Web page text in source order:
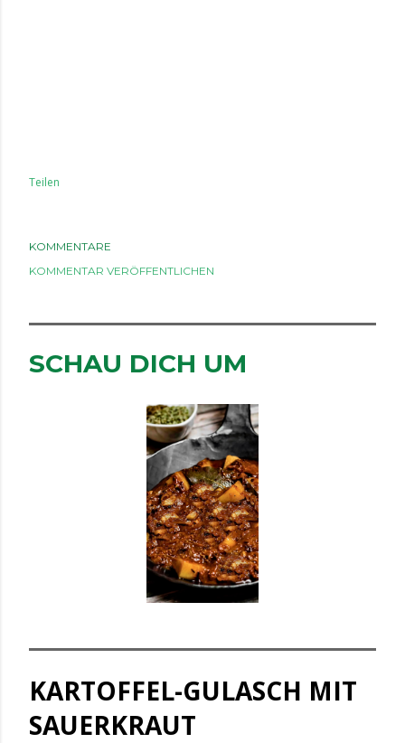
Teilen
KOMMENTARE
KOMMENTAR VERÖFFENTLICHEN
SCHAU DICH UM
KARTOFFEL-GULASCH MIT
SAUERKRAUT